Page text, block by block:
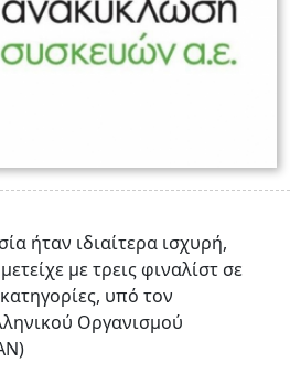
ήταν ιδιαίτερα ισχυρή,
με τρεις φιναλίστ σε
υπό τον
Οργανισμού